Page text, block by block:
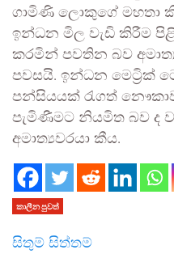
ගාමිණි ලොකුගේ මහතා
ඉන්ධන මිල වැඩි කිරීම
කරමින් පවතින බව
පවසයි. ඉන්ධන මෙට්‍රික්
පන්සියයක් රැගත්
පැමිණීමට නියමිත බව ද
අමාත්‍යවරයා කීය.
කාලීන පුවත්
සිතුම් සිත්තම්